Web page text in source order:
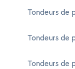
Tondeurs de
Tondeurs de
Tondeurs de